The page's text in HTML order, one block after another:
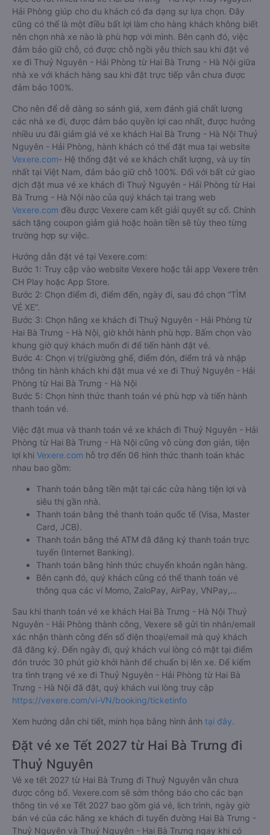
Hải Phòng giúp cho du khách có đa dạng sự lựa chọn. Đây
cũng có thể là một điều bất lợi làm cho hàng khách không biết
nên chọn nhà xe nào là phù hợp với mình. Bên cạnh đó, việc
đảm bảo giữ chỗ, có được chỗ ngồi yêu thích sau khi đặt vé
xe đi Thuỷ Nguyên - Hải Phòng từ Hai Bà Trưng - Hà Nội giữa
nhà xe với khách hàng sau khi đặt trực tiếp vẫn chưa được
đảm bảo 100%.
Cho nên để dễ dàng so sánh giá, xem đánh giá chất lượng
các nhà xe đi, được đảm bảo quyền lợi cao nhất, được hưởng
nhiều ưu đãi giảm giá vé xe khách Hai Bà Trưng - Hà Nội Thuỷ
Nguyên - Hải Phòng, hành khách có thể đặt mua tại website
Vexere.com- Hệ thống đặt vé xe khách chất lượng, và uy tín
nhất tại Việt Nam, đảm bảo giữ chỗ 100%. Đối với bất cứ giao
dịch đặt mua vé xe khách đi Thuỷ Nguyên - Hải Phòng từ Hai
Bà Trưng - Hà Nội nào của quý khách tại trang web
Vexere.com đều được Vexere cam kết giải quyết sự cố. Chính
sách tặng coupon giảm giá hoặc hoàn tiền sẽ tùy theo từng
trường hợp sự việc.
Hướng dẫn đặt vé tại Vexere.com:
Bước 1: Truy cập vào website Vexere hoặc tải app Vexere trên
CH Play hoặc App Store.
Bước 2: Chọn điểm đi, điểm đến, ngày đi, sau đó chọn “TÌM
VÉ XE”.
Bước 3: Chọn hãng xe khách đi Thuỷ Nguyên - Hải Phòng từ
Hai Bà Trưng - Hà Nội, giờ khởi hành phù hợp. Bấm chọn vào
khung giờ quý khách muốn đi để tiến hành đặt vé.
Bước 4: Chọn vị trí/giường ghế, điểm đón, điểm trả và nhập
thông tin hành khách khi đặt mua vé xe đi Thuỷ Nguyên - Hải
Phòng từ Hai Bà Trưng - Hà Nội
Bước 5: Chọn hình thức thanh toán vé phù hợp và tiến hành
thanh toán vé.
Việc đặt mua và thanh toán vé xe khách đi Thuỷ Nguyên - Hải
Phòng từ Hai Bà Trưng - Hà Nội cũng vô cùng đơn giản, tiện
lợi khi Vexere.com hỗ trợ đến 06 hình thức thanh toán khác
nhau bao gồm:
Thanh toán bằng tiền mặt tại các cửa hàng tiện lợi và
siêu thị gần nhà.
Thanh toán bằng thẻ thanh toán quốc tế (Visa, Master
Card, JCB).
Thanh toán bằng thẻ ATM đã đăng ký thanh toán trực
tuyến (Internet Banking).
Thanh toán bằng hình thức chuyển khoản ngân hàng.
Bên cạnh đó, quý khách cũng có thể thanh toán vé
thông qua các ví Momo, ZaloPay, AirPay, VNPay,…
Sau khi thanh toán vé xe khách Hai Bà Trưng - Hà Nội Thuỷ
Nguyên - Hải Phòng thành công, Vexere sẽ gửi tin nhắn/email
xác nhận thành công đến số điện thoại/email mà quý khách
đã đăng ký. Đến ngày đi, quý khách vui lòng có mặt tại điểm
đón trước 30 phút giờ khởi hành để chuẩn bị lên xe. Để kiểm
tra tình trạng vé xe đi Thuỷ Nguyên - Hải Phòng từ Hai Bà
Trưng - Hà Nội đã đặt, quý khách vui lòng truy cập
https://vexere.com/vi-VN/booking/ticketinfo
Xem hướng dẫn chi tiết, minh họa bằng hình ảnh tại đây.
Đặt vé xe Tết 2027 từ Hai Bà Trưng đi
Thuỷ Nguyên
Vé xe tết 2027 từ Hai Bà Trưng đi Thuỷ Nguyên vẫn chưa
được công bố. Vexere.com sẽ sớm thông báo cho các bạn
thông tin vé xe Tết 2027 bao gồm giá vé, lịch trình, ngày giờ
bán vé của các hãng xe khách đi tuyến đường Hai Bà Trưng -
Thuỷ Nguyên và Thuỷ Nguyên - Hai Bà Trưng ngay khi có